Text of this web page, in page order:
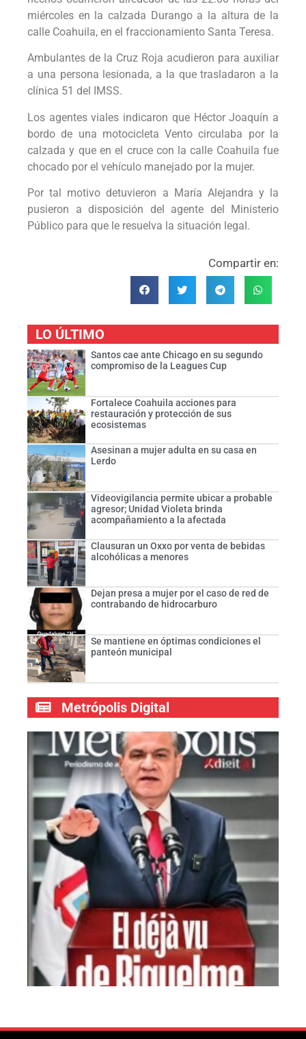
miércoles en la calzada Durango a la altura de la
calle Coahuila, en el fraccionamiento Santa Teresa.
Ambulantes de la Cruz Roja acudieron para auxiliar
a una persona lesionada, a la que trasladaron a la
clínica 51 del IMSS.
Los agentes viales indicaron que Héctor Joaquín a
bordo de una motocicleta Vento circulaba por la
calzada y que en el cruce con la calle Coahuila fue
chocado por el vehículo manejado por la mujer.
Por tal motivo detuvieron a María Alejandra y la
pusieron a disposición del agente del Ministerio
Público para que le resuelva la situación legal.
Compartir en:
LO ÚLTIMO
Santos cae ante Chicago en su segundo
compromiso de la Leagues Cup
Fortalece Coahuila acciones para
restauración y protección de sus
ecosistemas
Asesinan a mujer adulta en su casa en
Lerdo
Videovigilancia permite ubicar a probable
agresor; Unidad Violeta brinda
acompañamiento a la afectada
Clausuran un Oxxo por venta de bebidas
alcohólicas a menores
Dejan presa a mujer por el caso de red de
contrabando de hidrocarburo
Se mantiene en óptimas condiciones el
panteón municipal
Metrópolis Digital